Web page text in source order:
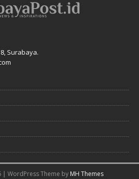
Surabaya.
| WordPress Theme by MH Themes